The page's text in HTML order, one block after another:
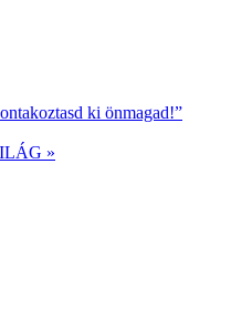
ki önmagad!”
»